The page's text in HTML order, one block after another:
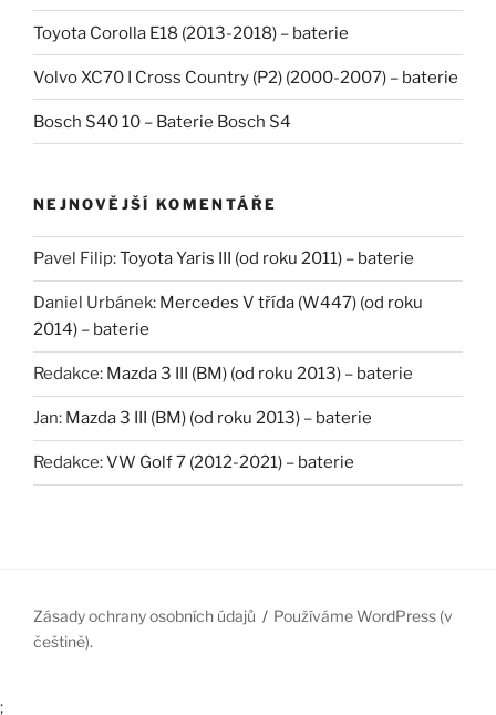
Toyota Corolla E18 (2013-2018) – baterie
Volvo XC70 I Cross Country (P2) (2000-2007) – baterie
Bosch S40 10 – Baterie Bosch S4
NEJNOVĚJŠÍ KOMENTÁŘE
Pavel Filip:Toyota Yaris III (od roku 2011) – baterie
Daniel Urbánek: Mercedes V třída (W447) (od roku
2014) – baterie
Redakce: Mazda 3 III (BM) (od roku 2013) – baterie
Jan: Mazda 3 III (BM) (od roku 2013) – baterie
Redakce:VW Golf 7 (2012-2021) – baterie
Zásady ochrany osobních údajů
Používáme WordPress (v
češtině).
;